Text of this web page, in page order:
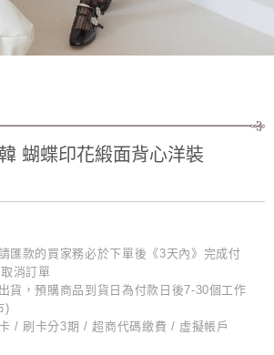
蝴蝶印花緞面背心洋裝
匯款的買家務必於下單後《3天內》完成付
消訂單
貨，預購商品到貨日為付款日後7-30個工作
)
/ 刷卡分3期 / 超商代碼繳費 / 虛擬帳戶